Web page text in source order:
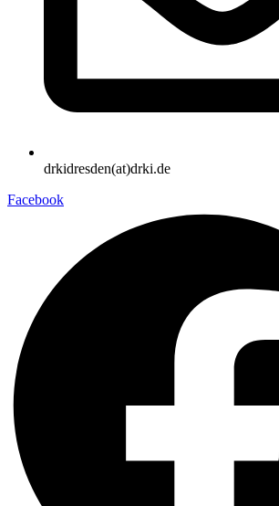
drkidresden(at)drki.de
Facebook